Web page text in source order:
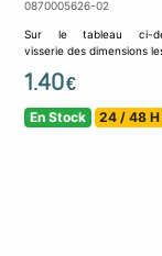
0870005626-02
Sur le tableau ci-
visserie des dimensions
1.40€
En Stock 24 / 48 H